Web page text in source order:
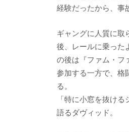
経験だったから、事
ギャングに人質に取
後、レールに乗った
の後は『ファム・フ
参加する一方で、格
る。
「特に小窓を抜け
語るダヴィッド。